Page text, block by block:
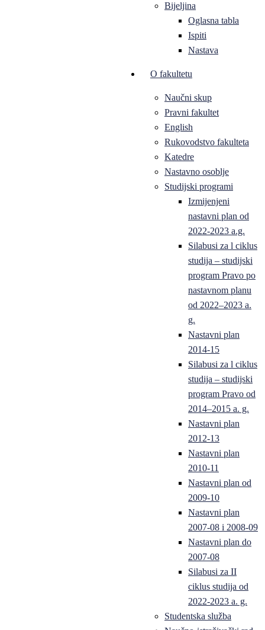
Bijeljina
Oglasna tabla
Ispiti
Nastava
O fakultetu
Naučni skup
Pravni fakultet
English
Rukovodstvo fakulteta
Katedre
Nastavno osoblje
Studijski programi
Izmijenjeni
nastavni plan od
2022-2023 a.g.
Silabusi za l ciklus
studija – studijski
program Pravo po
nastavnom planu
od 2022–2023 a.
g.
Nastavni plan
2014-15
Silabusi za l ciklus
studija – studijski
program Pravo od
2014–2015 a. g.
Nastavni plan
2012-13
Nastavni plan
2010-11
Nastavni plan od
2009-10
Nastavni plan
2007-08 i 2008-09
Nastavni plan do
2007-08
Silabusi za II
ciklus studija od
2022-2023 a. g.
Studentska služba